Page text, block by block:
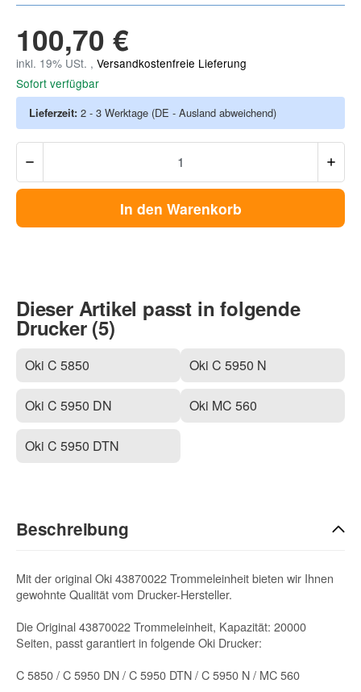
100,70 €
inkl. 19% USt. , Versandkostenfreie Lieferung
Sofort verfügbar
Lieferzeit: 2 - 3 Werktage (DE - Ausland abweichend)
In den Warenkorb
Dieser Artikel passt in folgende
Drucker (5)
Oki C 5850
Oki C 5950 DN
Oki C 5950 DTN
Oki C 5950 N
Oki MC 560
Beschreibung
Mit der original Oki 43870022 Trommeleinheit bieten wir Ihnen
gewohnte Qualität vom Drucker-Hersteller.
Die Original 43870022 Trommeleinheit, Kapazität: 20000
Seiten, passt garantiert in folgende Oki Drucker:
C 5850 / C 5950 DN / C 5950 DTN / C 5950 N / MC 560